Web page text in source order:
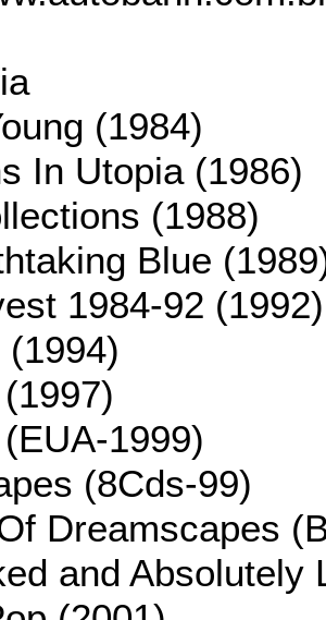
(1984)
In Utopia (1986)
(1988)
Blue
1984-92 (1992)
1999)
(8Cds-99)
Dreamscapes
and Absolutely